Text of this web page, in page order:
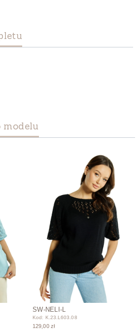
modelu
SW-NELI-L
Kod: K.23.L603.08
129,00 zł